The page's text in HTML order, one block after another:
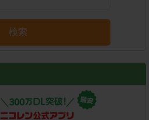
検索